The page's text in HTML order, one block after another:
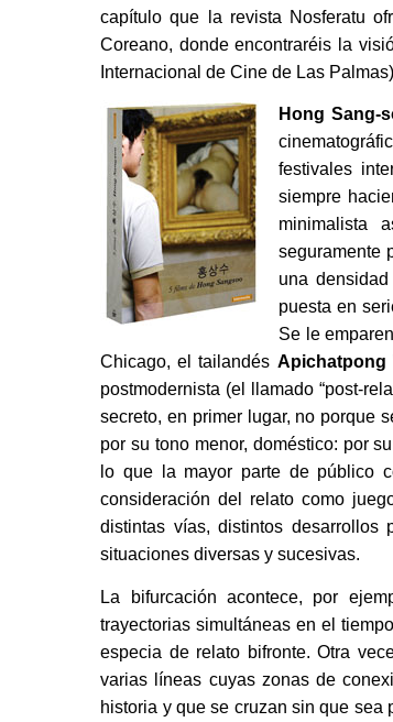
capítulo que la revista Nosferatu
Coreano, donde encontraréis la
Internacional de Cine de Las
Hong Sang-
festivales
siempre
minimalista
seguramente
una
puesta en
Se le
Chicago, el tailandés Apichatpong
postmodernista (el llamado “post-
secreto, en primer lugar, no porque
por su tono menor, doméstico: por
lo que la mayor parte de público
consideración del relato como
distintas vías, distintos desarrollos
situaciones diversas y sucesivas.
La bifurcación acontece, por
trayectorias simultáneas en el
especia de relato bifronte. Otra
varias líneas cuyas zonas de
historia y que se cruzan sin que